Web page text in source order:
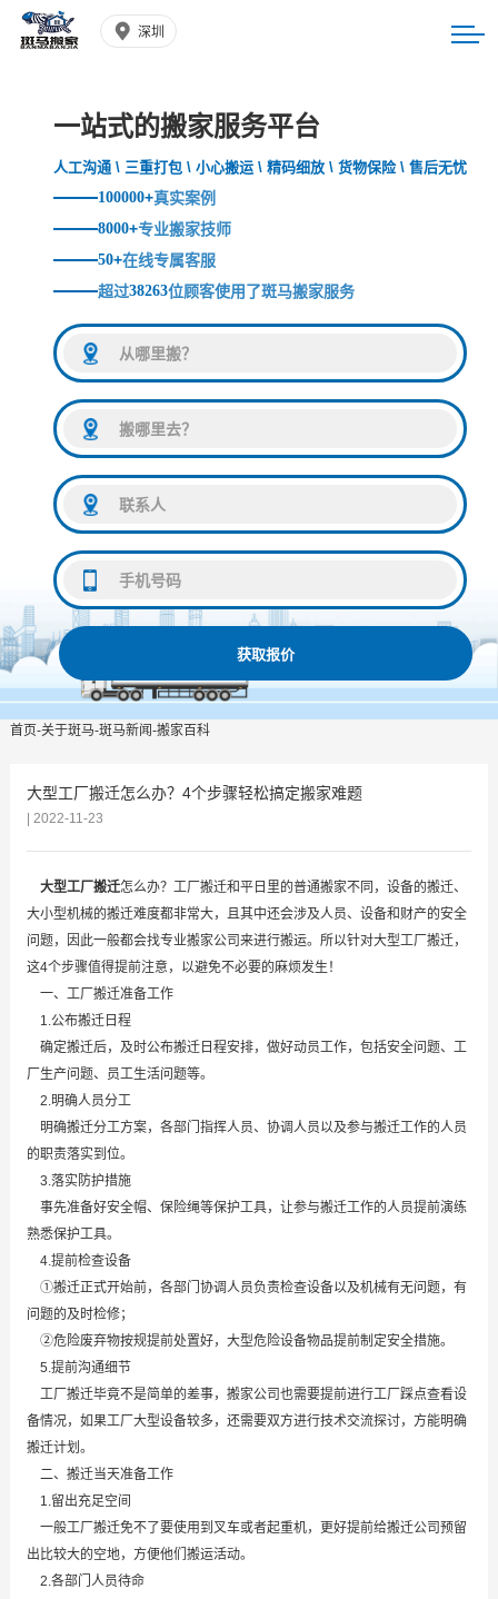
深圳
一站式的搬家服务平台
人工沟通 \ 三重打包 \ 小心搬运 \ 精码细放 \ 货物保险 \ 售后无忧
100000+真实案例
8000+专业搬家技师
50+在线专属客服
超过38263位顾客使用了斑马搬家服务
获取报价
首页-关于斑马-斑马新闻-搬家百科
大型工厂搬迁怎么办？4个步骤轻松搞定搬家难题
| 2022-11-23
大型工厂搬迁怎么办？工厂搬迁和平日里的普通搬家不同，设备的搬迁、
大小型机械的搬迁难度都非常大，且其中还会涉及人员、设备和财产的安全
问题，因此一般都会找专业搬家公司来进行搬运。所以针对大型工厂搬迁，
这4个步骤值得提前注意，以避免不必要的麻烦发生！
一、工厂搬迁准备工作
1.公布搬迁日程
确定搬迁后，及时公布搬迁日程安排，做好动员工作，包括安全问题、工
厂生产问题、员工生活问题等。
2.明确人员分工
明确搬迁分工方案，各部门指挥人员、协调人员以及参与搬迁工作的人员
的职责落实到位。
3.落实防护措施
事先准备好安全帽、保险绳等保护工具，让参与搬迁工作的人员提前演练
熟悉保护工具。
4.提前检查设备
①搬迁正式开始前，各部门协调人员负责检查设备以及机械有无问题，有
问题的及时检修；
②危险废弃物按规提前处置好，大型危险设备物品提前制定安全措施。
5.提前沟通细节
工厂搬迁毕竟不是简单的差事，搬家公司也需要提前进行工厂踩点查看设
备情况，如果工厂大型设备较多，还需要双方进行技术交流探讨，方能明确
搬迁计划。
二、搬迁当天准备工作
1.留出充足空间
一般工厂搬迁免不了要使用到叉车或者起重机，更好提前给搬迁公司预留
出比较大的空地，方便他们搬运活动。
2.各部门人员待命